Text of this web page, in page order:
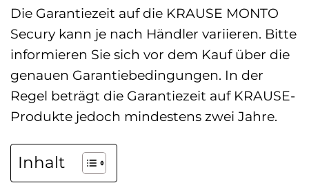
Die Garantiezeit auf die KRAUSE MONTO
Secury kann je nach Händler variieren. Bitte
informieren Sie sich vor dem Kauf über die
genauen Garantiebedingungen. In der
Regel beträgt die Garantiezeit auf KRAUSE-
Produkte jedoch mindestens zwei Jahre.
Inhalt